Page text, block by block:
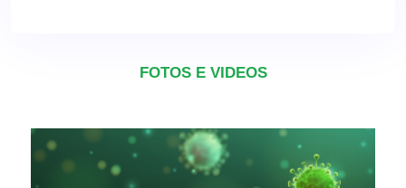
FOTOS E VIDEOS